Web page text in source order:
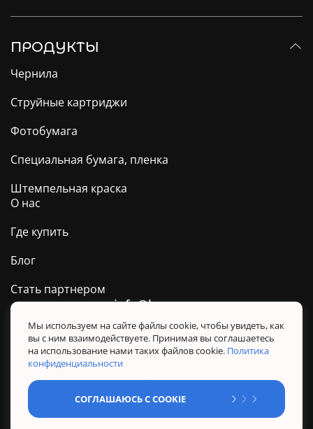
ПРОДУКТЫ
Чернила
Струйные картриджи
Фотобумага
Специальная бумага, пленка
Штемпельная краска
О нас
Где купить
Блог
Стать партнером
0 800 509 278
Техподдержка ТМ BARVA
Политика конфиденциальности
Правила использования сайта
Sitemap
info@barva.ua
Мы используем на сайте файлы cookie, чтобы увидеть, как
вы с ним взаимодействуете. Принимая вы соглашаетесь
на использование нами таких файлов cookie. Политика
конфиденциальности
СОГЛАШАЮСЬ С COOKIE